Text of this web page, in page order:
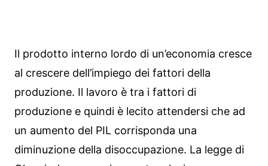
Il prodotto interno lordo di un’economia cresce
al crescere dell’impiego dei fattori della
produzione. Il lavoro è tra i fattori di
produzione e quindi è lecito attendersi che ad
un aumento del PIL corrisponda una
diminuzione della disoccupazione. La legge di